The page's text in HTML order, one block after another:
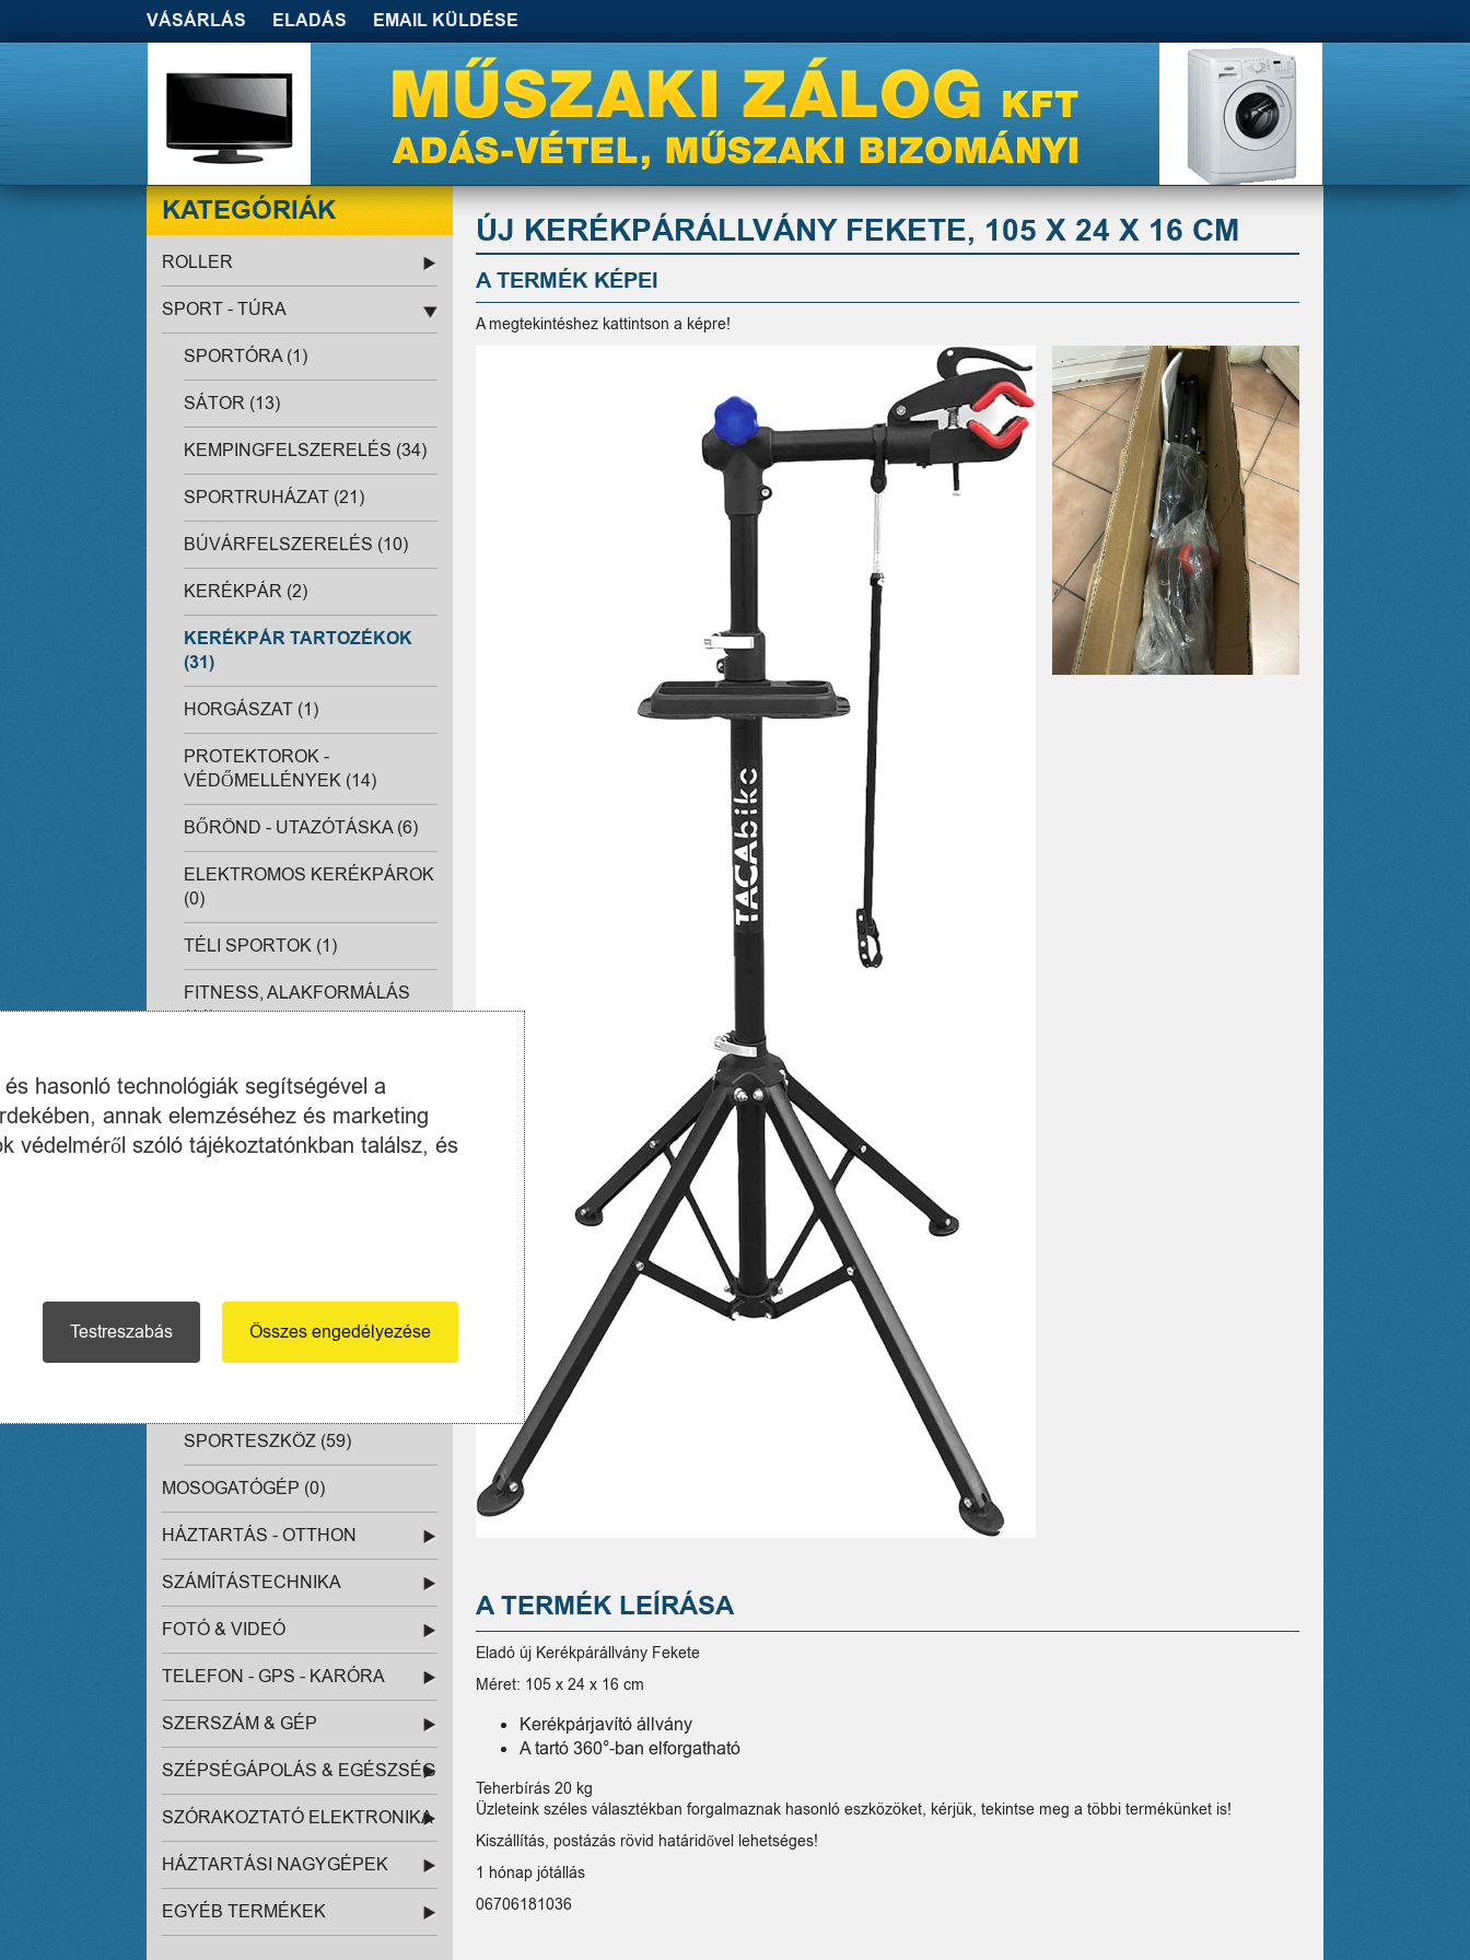
VÁSÁRLÁS ELADÁS EMAIL KÜLDÉSE
KATEGÓRIÁK
ROLLER
SPORT - TÚRA
SPORTÓRA (1)
SÁTOR (13)
KEMPINGFELSZERELÉS (34)
SPORTRUHÁZAT (21)
BÚVÁRFELSZERELÉS (10)
KERÉKPÁR (2)
KERÉKPÁR TARTOZÉKOK
(31)
HORGÁSZAT (1)
PROTEKTOROK -
VÉDŐMELLÉNYEK (14)
BŐRÖND - UTAZÓTÁSKA (6)
ELEKTROMOS KERÉKPÁROK
(0)
TÉLI SPORTOK (1)
FITNESS, ALAKFORMÁLÁS
(14)
SZOBAKERÉKPÁR -
ELLIPTIKUS TRÉNER (8)
VÍZI SPORTOK (11)
EGYÉB KARDIÓ GÉPEK (5)
SPORTESZKÖZ (59)
MOSOGATÓGÉP (0)
HÁZTARTÁS - OTTHON
SZÁMÍTÁSTECHNIKA
FOTÓ & VIDEÓ
TELEFON - GPS - KARÓRA
SZERSZÁM & GÉP
SZÉPSÉGÁPOLÁS & EGÉSZSÉG
SZÓRAKOZTATÓ ELEKTRONIKA
HÁZTARTÁSI NAGYGÉPEK
EGYÉB TERMÉKEK
ÚJ KERÉKPÁRÁLLVÁNY FEKETE, 105 X 24 X 16 CM
A TERMÉK KÉPEI
A megtekintéshez kattintson a képre!
A TERMÉK LEÍRÁSA
Eladó új Kerékpárállvány Fekete
Méret: 105 x 24 x 16 cm
Kerékpárjavító állvány
A tartó 360°-ban elforgatható
Teherbírás 20 kg
Üzleteink széles választékban forgalmaznak hasonló eszközöket, kérjük, tekintse meg a többi termékünket is!
Kiszállítás, postázás rövid határidővel lehetséges!
1 hónap jótállás
06706181036
hasonló technológiák segítségével a
annak elemzéséhez és marketing
védelméről szóló tájékoztatónkban találsz, és
Testreszabás Összes engedélyezése